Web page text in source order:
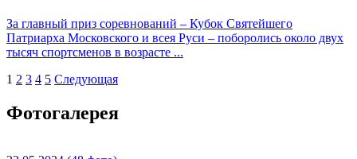
За главный приз соревнований – Кубок Святейшего
Патриарха Московского и всея Руси – поборолись около двух
тысяч спортсменов в возрасте ...
1 2 3 4 5 Следующая
Фотогалерея